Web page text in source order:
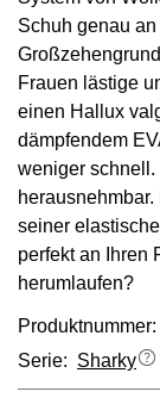
Schuh genau
Frauen lästige
einen Hallux
dämpfendem
weniger schnell.
seiner
perfekt an Ihren
herumlaufen?
Serie: Sharky